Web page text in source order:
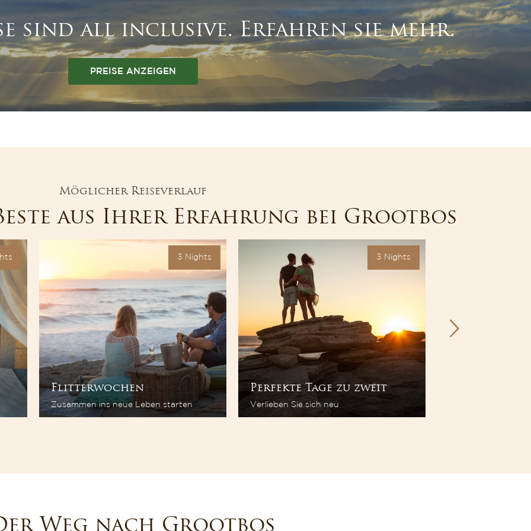
sind all inclusive. Erfahren sie mehr.
PREISE ANZEIGEN
Möglicher Reiseverlauf
aus Ihrer Erfahrung bei Grootbos
Flitterwochen
Zusammen ins neue Leben starten
3 Nights
Perfekte Tage zu zweit
Verlieben Sie sich neu
3 Nights
Weg nach Grootbos